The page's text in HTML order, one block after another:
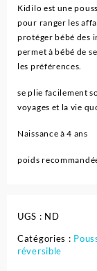
Kidilo est une
pour ranger les
protéger bébé des
permet à bébé de
les préférences.
se plie facilement
voyages et la vie
Naissance à 4 ans
poids
UGS : ND
Catégories :
réversible